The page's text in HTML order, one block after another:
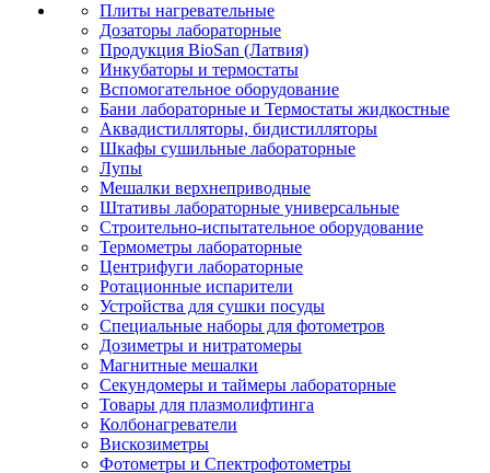
Плиты нагревательные
Дозаторы лабораторные
Продукция BioSan (Латвия)
Инкубаторы и термостаты
Вспомогательное оборудование
Бани лабораторные и Термостаты жидкостные
Аквадистилляторы, бидистилляторы
Шкафы сушильные лабораторные
Лупы
Мешалки верхнеприводные
Штативы лабораторные универсальные
Строительно-испытательное оборудование
Термометры лабораторные
Центрифуги лабораторные
Ротационные испарители
Устройства для сушки посуды
Специальные наборы для фотометров
Дозиметры и нитратомеры
Магнитные мешалки
Секундомеры и таймеры лабораторные
Товары для плазмолифтинга
Колбонагреватели
Вискозиметры
Фотометры и Спектрофотометры